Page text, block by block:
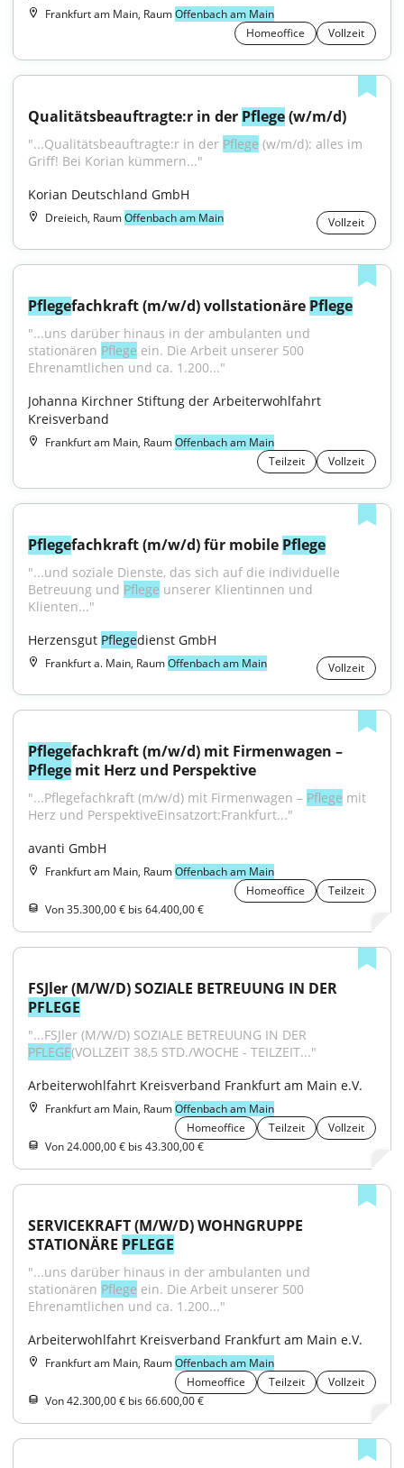
Frankfurt am Main, RaumOffenbach am Main
Homeoffice
Vollzeit
Qualitätsbeauftragte:r in der Pflege (w/m/d)
"...Qualitätsbeauftragte:r in der Pflege (w/m/d): alles im
Griff! Bei Korian kümmern..."
Korian Deutschland GmbH
Dreieich, RaumOffenbach am Main Vollzeit
Pflegefachkraft (m/w/d) vollstationäre Pflege
"...uns darüber hinaus in der ambulanten und
stationären Pflege ein. Die Arbeit unserer 500
Ehrenamtlichen und ca. 1.200..."
Johanna Kirchner Stiftung der Arbeiterwohlfahrt
Kreisverband
Frankfurt am Main, RaumOffenbach am Main
Teilzeit
Vollzeit
Pflegefachkraft (m/w/d) für mobile Pflege
"...und soziale Dienste, das sich auf die individuelle
Betreuung und Pflege unserer Klientinnen und
Klienten..."
Herzensgut Pflegedienst GmbH
Frankfurt a. Main, RaumOffenbach am Main Vollzeit
Pflege
Pflege mit Herz und Perspektive
"...Pflegefachkraft (m/w/d) mit Firmenwagen – Pflege mit
Herz und PerspektiveEinsatzort:Frankfurt..."
avanti GmbH
Frankfurt am Main, RaumOffenbach am Main
Homeoffice
Teilzeit
Von 35.300,00 € bis 64.400,00 €
PFLEGE
PFLEGE(VOLLZEIT 38,5 STD./WOCHE - TEILZEIT..."
Arbeiterwohlfahrt Kreisverband Frankfurt am Main e.V.
Frankfurt am Main, RaumOffenbach am Main
Homeoffice
Teilzeit
Vollzeit
Von 24.000,00 € bis 43.300,00 €
SERVICEKRAFT (M/W/D) WOHNGRUPPE
STATIONÄRE PFLEGE
"...uns darüber hinaus in der ambulanten und
stationären Pflege ein. Die Arbeit unserer 500
Ehrenamtlichen und ca. 1.200..."
Arbeiterwohlfahrt Kreisverband Frankfurt am Main e.V.
Frankfurt am Main, RaumOffenbach am Main
Homeoffice
Teilzeit
Vollzeit
Von 42.300,00 € bis 66.600,00 €